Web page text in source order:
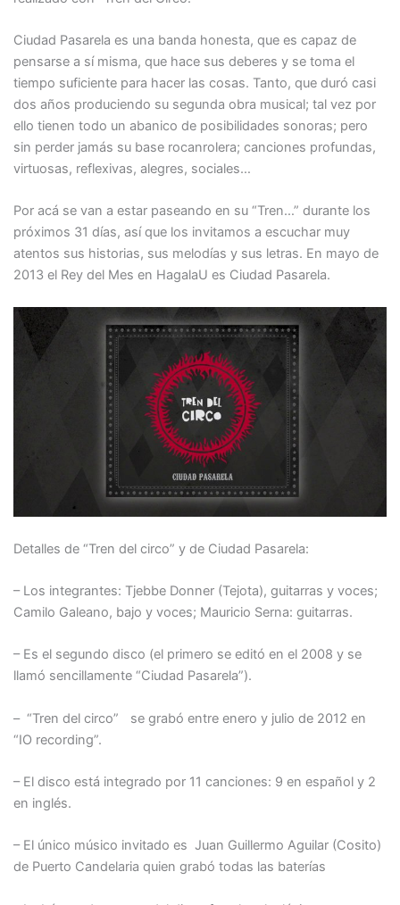
Ciudad Pasarela es una banda honesta, que es capaz de
pensarse a sí misma, que hace sus deberes y se toma el
tiempo suficiente para hacer las cosas. Tanto, que duró casi
dos años produciendo su segunda obra musical; tal vez por
ello tienen todo un abanico de posibilidades sonoras; pero
sin perder jamás su base rocanrolera; canciones profundas,
virtuosas, reflexivas, alegres, sociales…
Por acá se van a estar paseando en su “Tren…” durante los
próximos 31 días, así que los invitamos a escuchar muy
atentos sus historias, sus melodías y sus letras. En mayo de
2013 el Rey del Mes en HagalaU es Ciudad Pasarela.
Detalles de “Tren del circo” y de Ciudad Pasarela:
– Los integrantes: Tjebbe Donner (Tejota), guitarras y voces;
Camilo Galeano, bajo y voces; Mauricio Serna: guitarras.
– Es el segundo disco (el primero se editó en el 2008 y se
llamó sencillamente “Ciudad Pasarela”).
– “Tren del circo” se grabó entre enero y julio de 2012 en
“IO recording”.
– El disco está integrado por 11 canciones: 9 en español y 2
en inglés.
– El único músico invitado es Juan Guillermo Aguilar (Cosito)
de Puerto Candelaria quien grabó todas las baterías